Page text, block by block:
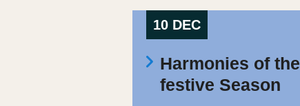
10 DEC
Harmonies of the
festive Season